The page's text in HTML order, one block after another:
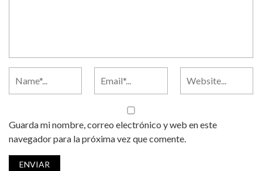
Guarda mi nombre, correo electrónico y web en este
navegador para la próxima vez que comente.